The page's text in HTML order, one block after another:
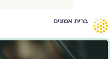
ברית אמונים